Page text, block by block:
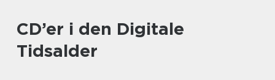
CD’er i den Digitale
Tidsalder